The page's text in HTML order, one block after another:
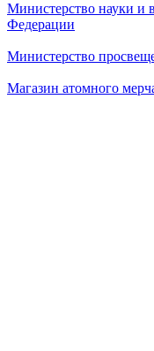
Министерство науки и
Федерации
Министерство
Магазин атомного